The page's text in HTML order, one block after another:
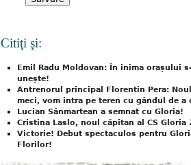
Citiţi şi:
Emil Radu Moldovan: În inima orașului
unește!
Antrenorul principal Florentin Pera:
meci, vom intra pe teren cu gândul de a
Lucian Sânmartean a semnat cu Gloria!
Cristina Laslo, noul căpitan al CS
Victorie! Debut spectaculos pentru
Florilor!